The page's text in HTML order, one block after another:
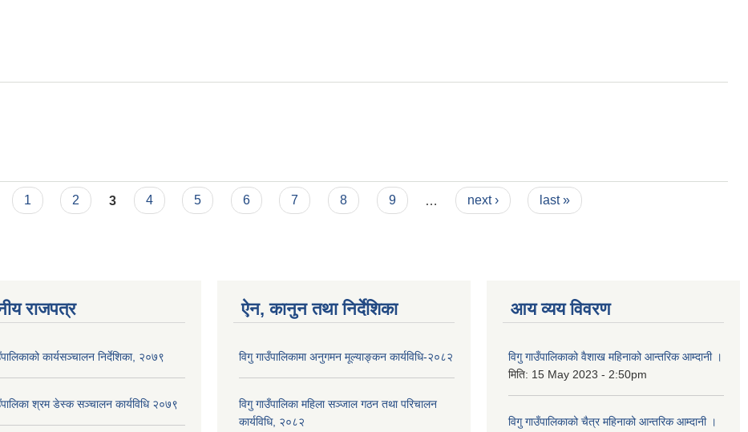
1 2 3 4 5 6 7 8 9 next › last »
राजपत्र
कार्यसञ्‍चालन निर्देशिका, २०७९
श्रम डेस्क सञ्चालन कार्यविधि २०७९
ऐन, कानुन तथा निर्देशिका
विगु गाउँपालिकामा अनुगमन मूल्याङ्कन कार्यविधि-२०८२
विगु गाउँपालिका महिला सञ्जाल गठन तथा परिचालन
कार्यविधि, २०८२
आय व्यय विवरण
विगु गाउँपालिकाको वैशाख महिनाको आन्तरिक आम्दानी ।
मिति: 15 May 2023 - 2:50pm
विगु गाउँपालिकाको चैत्र महिनाको आन्तरिक आम्दानी ।